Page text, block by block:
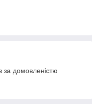
за домовленістю